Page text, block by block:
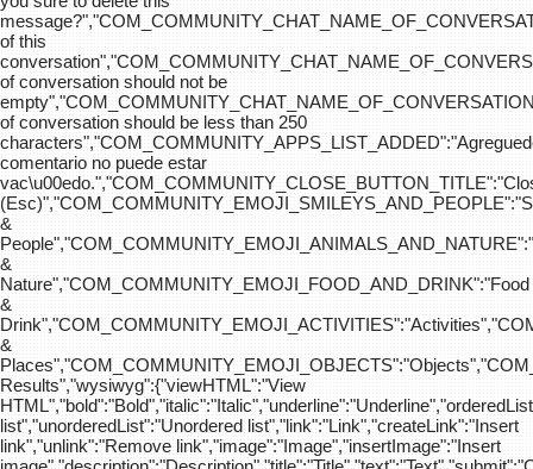
of this
of conversation should not be
of conversation should be less than 250
comentario no puede estar
&
&
Nature","COM_COMMUNITY_EMOJI_FOOD_AND_DRINK":"Food
&
&
Results","wysiwyg":{"viewHTML":"View
list","unorderedList":"Unordered list","link":"Link","createLink":"Insert
link","unlink":"Remove link","image":"Image","insertImage":"Insert